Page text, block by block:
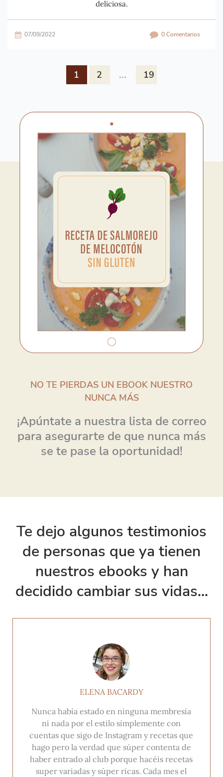
deliciosa.
07/09/2022 0 Comentarios
1 2 … 19
NO TE PIERDAS UN EBOOK NUESTRO
NUNCA MÁS
¡Apúntate a nuestra lista de correo
para asegurarte de que nunca más
se te pase la oportunidad!
Te dejo algunos testimonios
de personas que ya tienen
nuestros ebooks y han
decidido cambiar sus vidas...
ELENA BACARDY
Nunca había estado en ninguna membresía
ni nada por el estilo simplemente con
cuentas que sigo de Instagram y recetas que
hago pero la verdad que súper contenta de
haber entrado al club porque hacéis recetas
super variadas y súper ricas. Cada mes el